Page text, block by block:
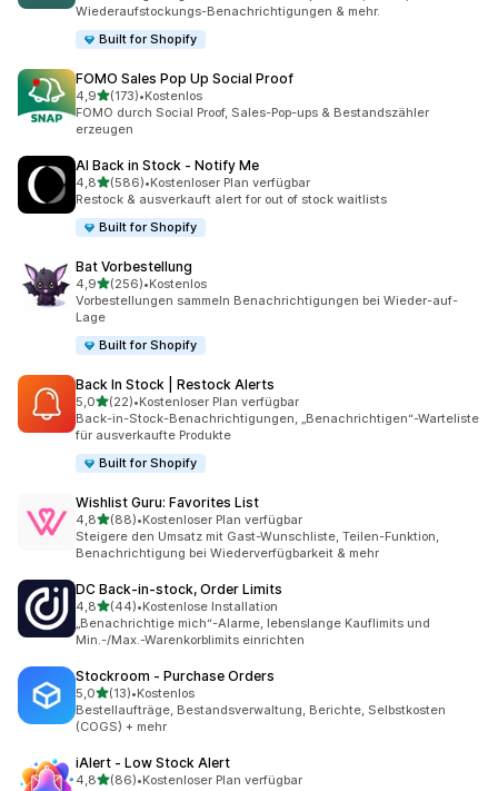
Wiederaufstockungs-Benachrichtigungen & mehr.
Built for Shopify
FOMO Sales Pop Up Social Proof
4,9von 5 Sternen
(173)
173 Rezensionen insgesamt
•Kostenlos
FOMO durch Social Proof, Sales-Pop-ups & Bestandszähler
erzeugen
AI Back in Stock ‑ Notify Me
4,8von 5 Sternen
(586)
586 Rezensionen insgesamt
•Kostenloser Plan verfügbar
Restock & ausverkauft alert for out of stock waitlists
Built for Shopify
Bat Vorbestellung
4,9von 5 Sternen
(256)
256 Rezensionen insgesamt
•Kostenlos
Vorbestellungen sammeln Benachrichtigungen bei Wieder-auf-
Lage
Built for Shopify
Back In Stock | Restock Alerts
5,0von 5 Sternen
(22)
22 Rezensionen insgesamt
•Kostenloser Plan verfügbar
Back-in-Stock-Benachrichtigungen, „Benachrichtigen“-Warteliste
für ausverkaufte Produkte
Built for Shopify
Wishlist Guru: Favorites List
4,8von 5 Sternen
(88)
88 Rezensionen insgesamt
•Kostenloser Plan verfügbar
Steigere den Umsatz mit Gast-Wunschliste, Teilen-Funktion,
Benachrichtigung bei Wiederverfügbarkeit & mehr
DC Back‑in‑stock, Order Limits
4,8von 5 Sternen
(44)
44 Rezensionen insgesamt
•Kostenlose Installation
„Benachrichtige mich“-Alarme, lebenslange Kauflimits und
Min.-/Max.-Warenkorblimits einrichten
Stockroom ‑ Purchase Orders
5,0von 5 Sternen
(13)
13 Rezensionen insgesamt
•Kostenlos
Bestellaufträge, Bestandsverwaltung, Berichte, Selbstkosten
(COGS) + mehr
iAlert ‑ Low Stock Alert
4,8von 5 Sternen
(86)
86 Rezensionen insgesamt
•Kostenloser Plan verfügbar